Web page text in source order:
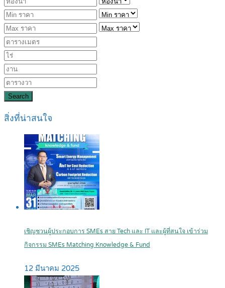
Search
สิ่งที่น่าสนใจ
เชิญชวนผู้ประกอบการ SMEs สาย Tech และ IT และผู้ที่สนใจ เข้าร่วม
กิจกรรม SMEs Matching Knowledge & Fund
12 มีนาคม 2025